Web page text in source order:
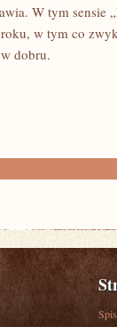
W tym sensie
w tym co
dobru.